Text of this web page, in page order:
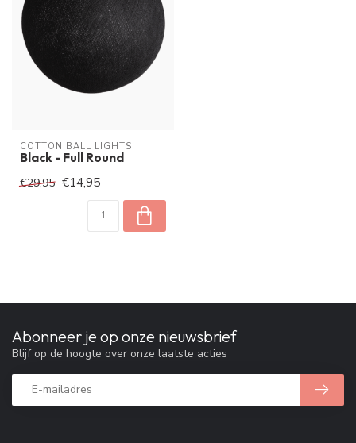
COTTON BALL LIGHTS
Black - Full Round
€29,95 €14,95
Abonneer je op onze nieuwsbrief
Blijf op de hoogte over onze laatste acties